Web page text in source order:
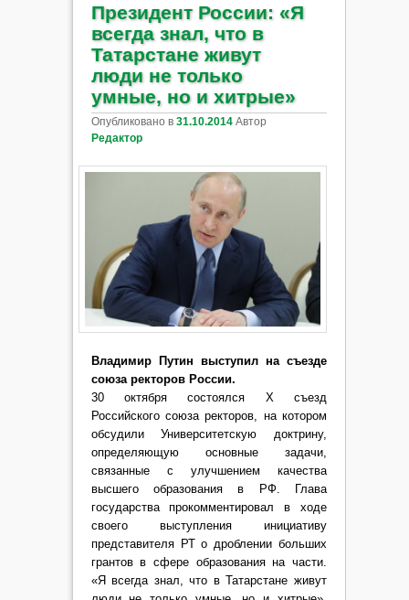
Президент России: «Я
всегда знал, что в
Татарстане живут
люди не только
умные, но и хитрые»
Опубликовано в 31.10.2014 Автор
Редактор
Владимир Путин выступил на съезде
союза ректоров России.
30 октября состоялся Х съезд
Российского союза ректоров, на котором
обсудили Университетскую доктрину,
определяющую основные задачи,
связанные с улучшением качества
высшего образования в РФ. Глава
государства прокомментировал в ходе
своего выступления инициативу
представителя РТ о дроблении больших
грантов в сфере образования на части.
«Я всегда знал, что в Татарстане живут